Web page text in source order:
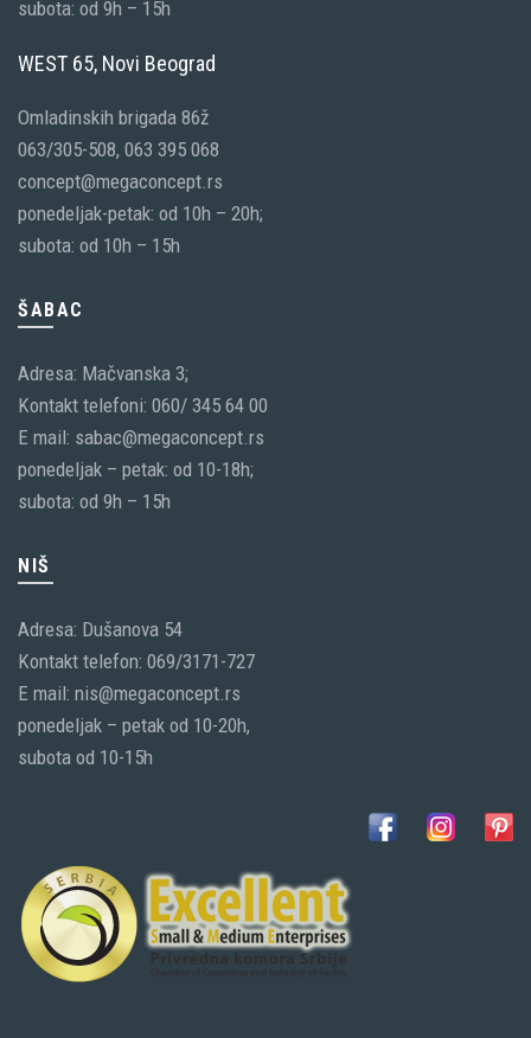
subota: od 9h – 15h
WEST 65, Novi Beograd
Omladinskih brigada 86ž
063/305-508, 063 395 068
concept@megaconcept.rs
ponedeljak-petak: od 10h – 20h;
subota: od 10h – 15h
ŠABAC
Adresa: Mačvanska 3;
Kontakt telefoni: 060/ 345 64 00
E mail: sabac@megaconcept.rs
ponedeljak – petak: od 10-18h;
subota: od 9h – 15h
NIŠ
Adresa: Dušanova 54
Kontakt telefon: 069/3171-727
E mail: nis@megaconcept.rs
ponedeljak – petak od 10-20h,
subota od 10-15h